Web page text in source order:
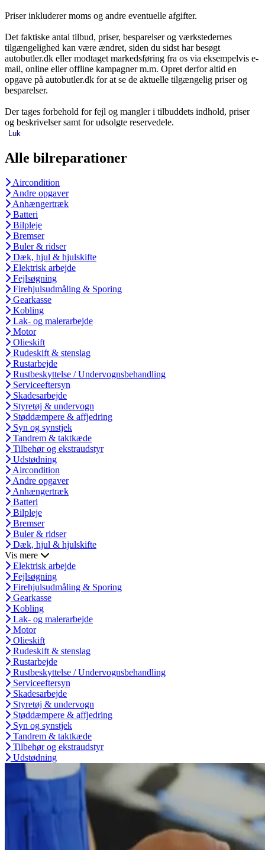
Priser inkluderer moms og andre eventuelle afgifter.
Det faktiske antal tilbud, priser, besparelser og værkstedernes
tilgængelighed kan være ændret, siden du sidst har besøgt
autobutler.dk eller modtaget markedsføring fra os via eksempelvis e-
mail, online eller offline kampagner m.m. Opret derfor altid en
opgave på autobutler.dk for at se de aktuelle tilgængelig priser og
besparelser.
Der tages forbehold for fejl og mangler i tilbuddets indhold, priser
og beskrivelser samt for udsolgte reservedele.
Luk
Alle bilreparationer
Aircondition
Andre opgaver
Anhængertræk
Batteri
Bilpleje
Bremser
Buler & ridser
Dæk, hjul & hjulskifte
Elektrisk arbejde
Fejlsøgning
Firehjulsudmåling & Sporing
Gearkasse
Kobling
Lak- og malerarbejde
Motor
Olieskift
Rudeskift & stenslag
Rustarbejde
Rustbeskyttelse / Undervognsbehandling
Serviceeftersyn
Skadesarbejde
Styretøj & undervogn
Støddæmpere & affjedring
Syn og synstjek
Tandrem & taktkæde
Tilbehør og ekstraudstyr
Udstødning
Aircondition
Andre opgaver
Anhængertræk
Batteri
Bilpleje
Bremser
Buler & ridser
Dæk, hjul & hjulskifte
Vis mere
Elektrisk arbejde
Fejlsøgning
Firehjulsudmåling & Sporing
Gearkasse
Kobling
Lak- og malerarbejde
Motor
Olieskift
Rudeskift & stenslag
Rustarbejde
Rustbeskyttelse / Undervognsbehandling
Serviceeftersyn
Skadesarbejde
Styretøj & undervogn
Støddæmpere & affjedring
Syn og synstjek
Tandrem & taktkæde
Tilbehør og ekstraudstyr
Udstødning